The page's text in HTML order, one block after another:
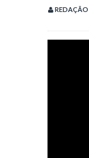
REDAÇÃO